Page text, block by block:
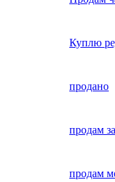
Куплю
продано
продам
продам